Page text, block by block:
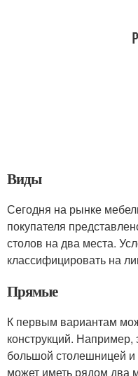
Виды
Сегодня на рынке
покупателя
столов на два места.
классифицировать на
Прямые
К первым вариантам
конструкций.
большой столешницей
может иметь рядом два